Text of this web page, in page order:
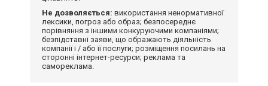
Не дозволяється: використання ненормативної
лексики, погроз або образ; безпосереднє
порівняння з іншими конкуруючими компаніями;
безпідставні заяви, що ображають діяльність
компанії і / або її послуги; розміщення посилань на
сторонні інтернет-ресурси; реклама та
самореклама.